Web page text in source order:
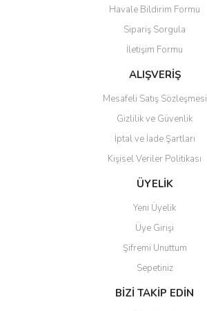
Ürün açıklamasında eksik bilgiler bulunuyor.
Ürün bilgilerinde hatalar bulunuyor.
Ürün fiyatı diğer sitelerden daha pahalı.
Bu ürüne benzer farklı alternatifler olmalı.
Gönder
Havale Bildirim Formu
Sipariş Sorgula
İletişim Formu
ALIŞVERİŞ
Mesafeli Satış Sözleşmesi
Gizlilik ve Güvenlik
İptal ve İade Şartları
Kişisel Veriler Politikası
ÜYELİK
Yeni Üyelik
Üye Girişi
Şifremi Unuttum
Sepetiniz
BİZİ TAKİP EDİN